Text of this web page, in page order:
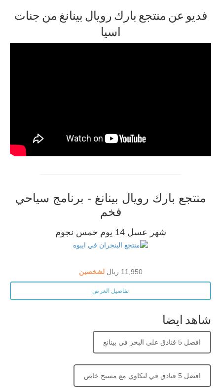
فديو عن منتجع بارك رويال بينانغ من جنات
اسيا
منتجع بارك رويال بينانغ - برنامج سياحي
فخم
شهر عسل 14 يوم خمس نجوم
11,950 ريال لشخصين
تفاصيل العرض
شاهد ايضا
افضل 5 فنادق على البحر في بينانغ
افضل 5 فنادق في لنكاوي مع مسبح خاص